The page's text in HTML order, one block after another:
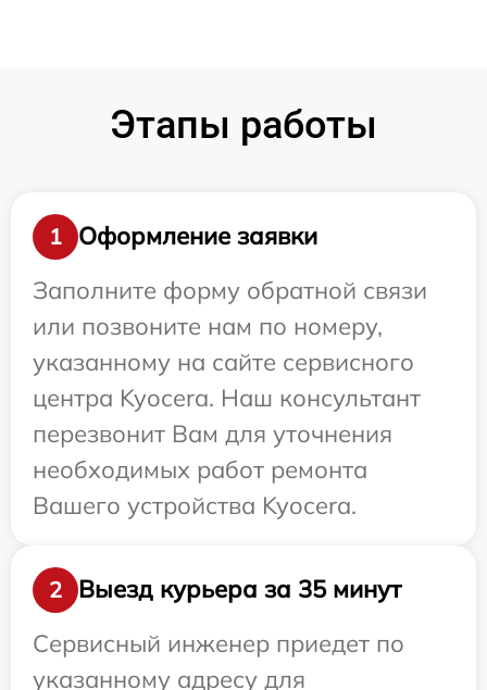
Этапы работы
1
Оформление заявки
Заполните форму обратной связи
или позвоните нам по номеру,
указанному на сайте сервисного
центра Kyocera. Наш консультант
перезвонит Вам для уточнения
необходимых работ ремонта
Вашего устройства Kyocera.
2
Выезд курьера за 35 минут
Сервисный инженер приедет по
указанному адресу для